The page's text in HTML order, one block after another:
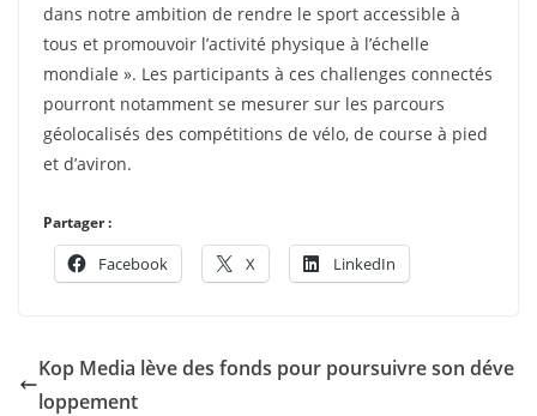
dans notre ambition de rendre le sport accessible à
tous et promouvoir l’activité physique à l’échelle
mondiale ». Les participants à ces challenges connectés
pourront notamment se mesurer sur les parcours
géolocalisés des compétitions de vélo, de course à pied
et d’aviron.
Partager :
Facebook X LinkedIn
Kop Media lève des fonds pour poursuivre son déve
loppement